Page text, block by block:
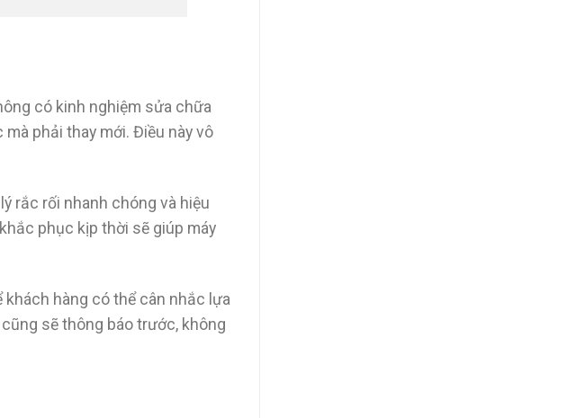
có kinh nghiệm sửa chữa
phải thay mới. Điều này vô
rắc rối nhanh chóng và hiệu
phục kịp thời sẽ giúp máy
hàng có thể cân nhắc lựa
sẽ thông báo trước, không